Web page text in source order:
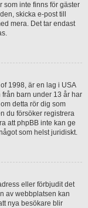
som inte finns för gäster
skicka e-post till
mera. Det tar endast
1998, är en lag i USA
barn under 13 år har
detta rör dig som
du försöker registrera
att phpBB inte kan ge
som helst juridiskt.
eller förbjudit det
av webbplatsen kan
nya besökare blir